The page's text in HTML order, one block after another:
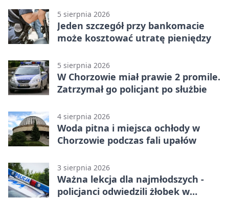
5 sierpnia 2026
Jeden szczegół przy bankomacie
może kosztować utratę pieniędzy
5 sierpnia 2026
W Chorzowie miał prawie 2 promile.
Zatrzymał go policjant po służbie
4 sierpnia 2026
Woda pitna i miejsca ochłody w
Chorzowie podczas fali upałów
3 sierpnia 2026
Ważna lekcja dla najmłodszych -
policjanci odwiedzili żłobek w